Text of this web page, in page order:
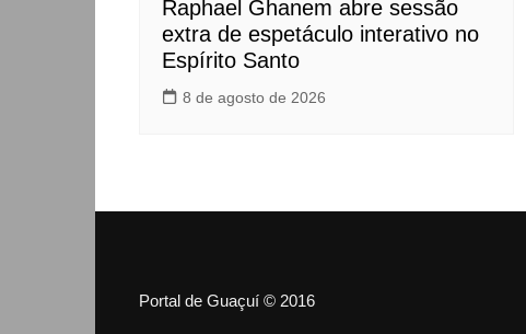
Raphael Ghanem abre sessão
extra de espetáculo interativo no
Espírito Santo
8 de agosto de 2026
Portal de Guaçuí © 2016